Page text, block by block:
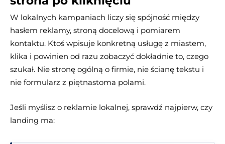
W lokalnych kampaniach liczy się spójność między
hasłem reklamy, stroną docelową i pomiarem
kontaktu. Ktoś wpisuje konkretną usługę z miastem,
klika i powinien od razu zobaczyć dokładnie to, czego
szukał. Nie stronę ogólną o firmie, nie ścianę tekstu i
nie formularz z piętnastoma polami.
Jeśli myślisz o reklamie lokalnej, sprawdź najpierw, czy
landing ma: